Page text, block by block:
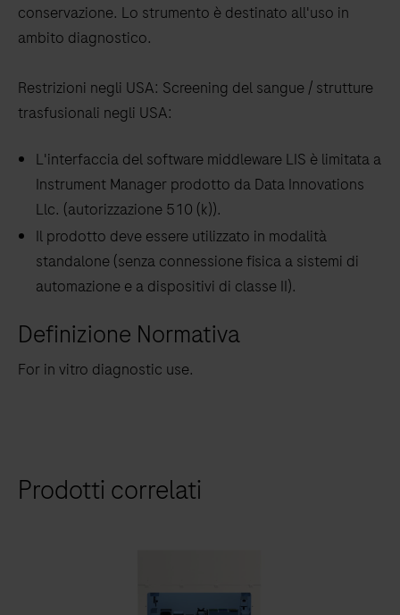
conservazione. Lo strumento è destinato all'uso in
ambito diagnostico.
Restrizioni negli USA: Screening del sangue / strutture
trasfusionali negli USA:
L'interfaccia del software middleware LIS è limitata a
Instrument Manager prodotto da Data Innovations
Llc. (autorizzazione 510 (k)).
Il prodotto deve essere utilizzato in modalità
standalone (senza connessione fisica a sistemi di
automazione e a dispositivi di classe II).
Definizione Normativa
For in vitro diagnostic use.
Prodotti correlati